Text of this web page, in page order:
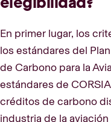
En primer lugar, los
los estándares del
de Carbono para la
estándares de
créditos de carbono
industria de la